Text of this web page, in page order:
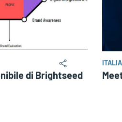
di Brightseed
ITALIA